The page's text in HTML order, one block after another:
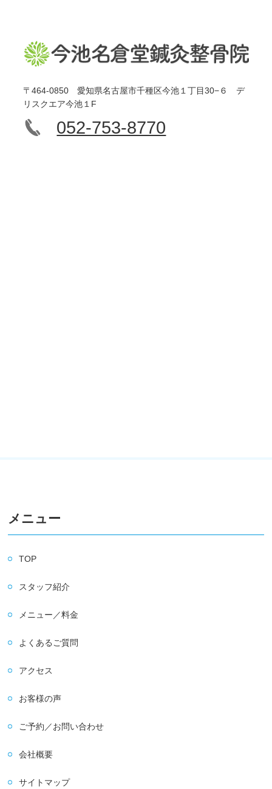
〒464-0850 愛知県名古屋市千種区今池１丁目30−６ デ
リスクエア今池１F
052-753-8770
メニュー
TOP
スタッフ紹介
メニュー／料金
よくあるご質問
アクセス
お客様の声
ご予約／お問い合わせ
会社概要
サイトマップ